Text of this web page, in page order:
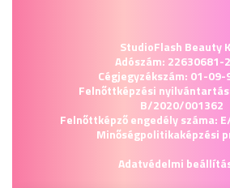
StudioFlash Beauty
Adószám: 22630681-
Cégjegyzékszám: 01-09-
Felnőttképzési
B/2020/001362
Felnőttképző engedély száma:
Minőségpolitikaképzési
Adatvédelmi